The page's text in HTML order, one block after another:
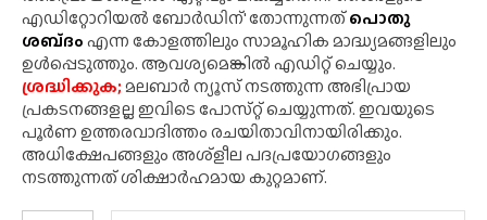
എഡിറ്റോറിയൽ ബോർഡിന്' തോന്നുന്നത്പൊതു
ശബ്‌ദംഎന്ന കോളത്തിലും സാമൂഹിക മാദ്ധ്യമങ്ങളിലും
ഉൾപ്പെടുത്തും. ആവശ്യമെങ്കിൽ എഡിറ്റ് ചെയ്യും.
ശ്രദ്ധിക്കുക;മലബാർ ന്യൂസ് നടത്തുന്ന അഭിപ്രായ
പ്രകടനങ്ങളല്ല ഇവിടെ പോസ്‌റ്റ് ചെയ്യുന്നത്. ഇവയുടെ
പൂർണ ഉത്തരവാദിത്തം രചയിതാവിനായിരിക്കും.
അധിക്ഷേപങ്ങളും അശ്‌ളീല പദപ്രയോഗങ്ങളും
നടത്തുന്നത് ശിക്ഷാർഹമായ കുറ്റമാണ്.